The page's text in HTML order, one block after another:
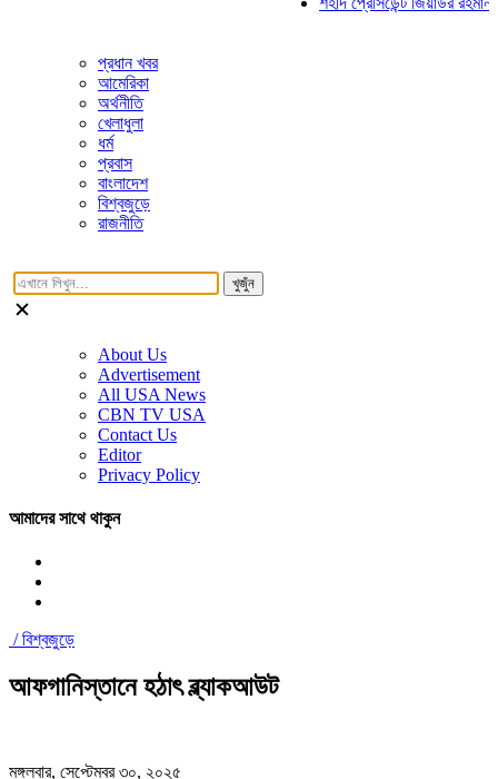
প্রধান খবর
আমেরিকা
অর্থনীতি
খেলাধুলা
ধর্ম
প্রবাস
বাংলাদেশ
বিশ্বজুড়ে
রাজনীতি
খুজুঁন
About Us
Advertisement
All USA News
CBN TV USA
Contact Us
Editor
Privacy Policy
আমাদের সাথে থাকুন
/বিশ্বজুড়ে
আফগানিস্তানে হঠাৎ ব্ল্যাকআউট
মঙ্গলবার, সেপ্টেম্বর ৩০, ২০২৫